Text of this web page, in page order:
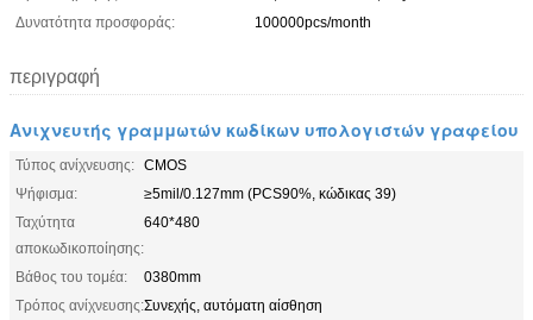
Δυνατότητα προσφοράς:
100000pcs/month
περιγραφή
Ανιχνευτής γραμμωτών κωδίκων υπολογιστών γραφείου
Τύπος ανίχνευσης: CMOS
Ψήφισμα:
≥5mil/0.127mm (PCS90%, κώδικας 39)
Ταχύτητα
αποκωδικοποίησης:
640*480
Βάθος του τομέα:
0380mm
Τρόπος ανίχνευσης:Συνεχής, αυτόματη αίσθηση